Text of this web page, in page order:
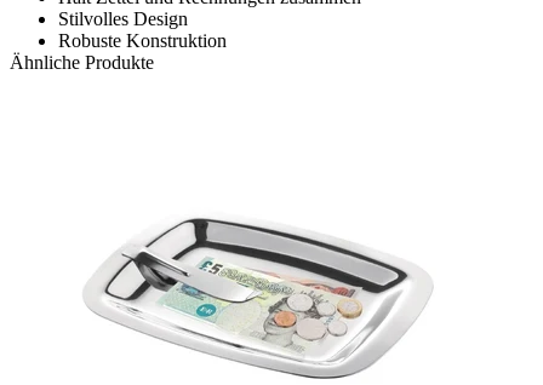
Stilvolles Design
Robuste Konstruktion
Ähnliche Produkte